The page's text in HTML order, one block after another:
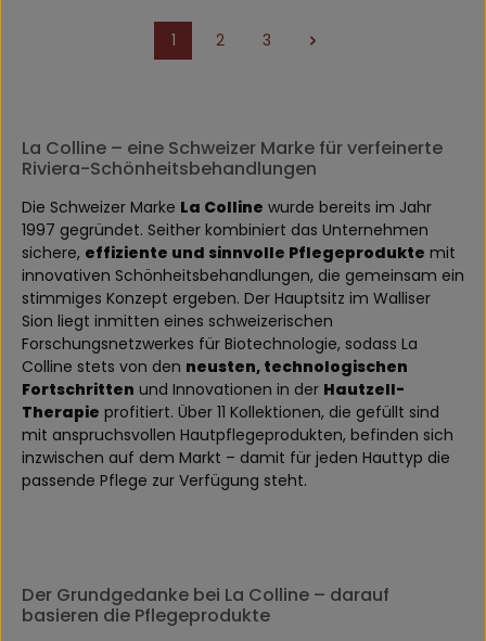
Seite
1 Seite
2 Seite
3
La Colline – eine Schweizer Marke für verfeinerte
Riviera-Schönheitsbehandlungen
Die Schweizer Marke La Colline wurde bereits im Jahr
1997 gegründet. Seither kombiniert das Unternehmen
sichere, effiziente und sinnvolle Pflegeprodukte mit
innovativen Schönheitsbehandlungen, die gemeinsam ein
stimmiges Konzept ergeben. Der Hauptsitz im Walliser
Sion liegt inmitten eines schweizerischen
Forschungsnetzwerkes für Biotechnologie, sodass La
Colline stets von den neusten, technologischen
Fortschritten und Innovationen in der Hautzell-
Therapie profitiert. Über 11 Kollektionen, die gefüllt sind
mit anspruchsvollen Hautpflegeprodukten, befinden sich
inzwischen auf dem Markt – damit für jeden Hauttyp die
passende Pflege zur Verfügung steht.
Der Grundgedanke bei La Colline – darauf
basieren die Pflegeprodukte